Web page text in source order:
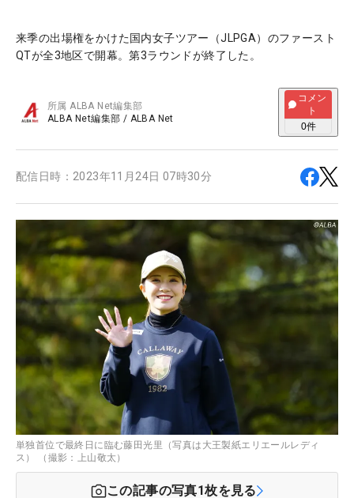
来季の出場権をかけた国内女子ツアー（JLPGA）のファースト
QTが全3地区で開幕。第3ラウンドが終了した。
所属ALBA Net編集部
ALBA Net編集部 / ALBA Net
コメン
ト
0件
配信日時： 2023年11月24日 07時30分
単独首位で最終日に臨む藤田光里（写真は大王製紙エリエールレディ
ス） （撮影：上山敬太）
この記事の写真1枚を見る